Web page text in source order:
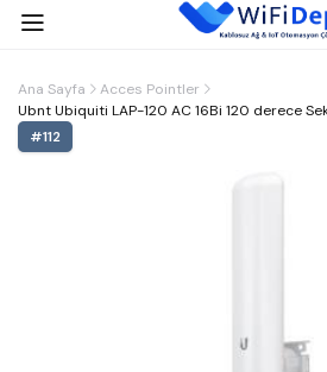
Ana Sayfa
Acces Pointler
Ubnt Ubiquiti LAP-120 AC 16Bi 120 derece
#112